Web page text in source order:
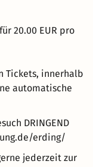
20.00 EUR pro
Tickets, innerhalb
automatische
DRINGEND
erding/
jederzeit zur